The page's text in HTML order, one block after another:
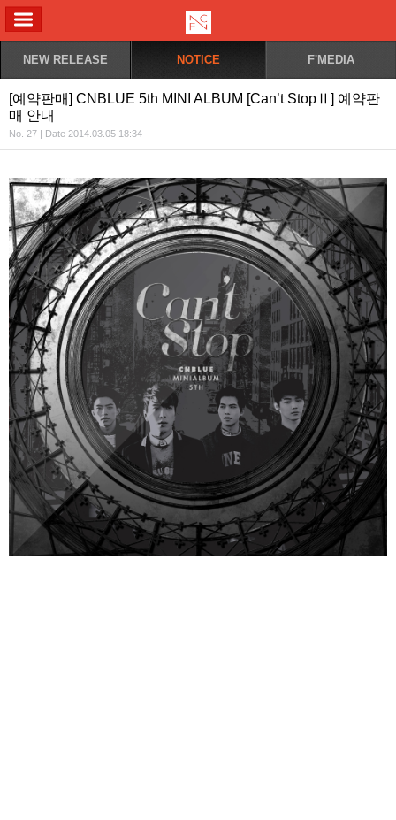
NEW RELEASE NOTICE F'MEDIA
[예약판매] CNBLUE 5th MINI ALBUM [Can’t StopⅡ] 예약판
매 안내
No. 27 | Date 2014.03.05 18:34